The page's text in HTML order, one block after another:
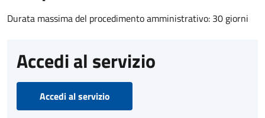
Durata massima del procedimento amministrativo: 30 giorni
Accedi al servizio
Accedi al servizio